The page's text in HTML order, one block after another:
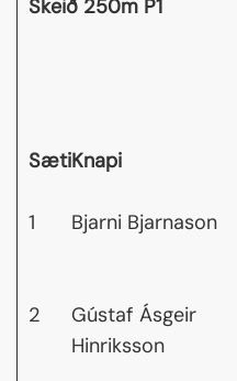
Skeið 250m P1
SætiKnapi
1 Bjarni Bjarnason
2
Gústaf Ásgeir
Hinriksson